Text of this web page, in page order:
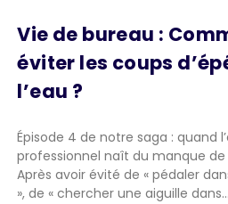
Vie de bureau :
éviter les coups
l’eau ?
Épisode 4 de notre saga : quand
professionnel naît du manque
Après avoir évité de « pédaler
», de « chercher une aiguille dans…